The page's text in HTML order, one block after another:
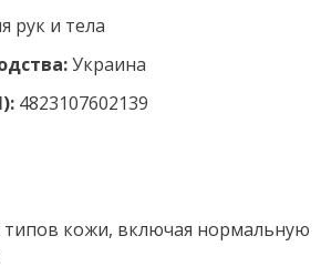
рук и тела
Украина
4823107602139
типов кожи, включая нормальную